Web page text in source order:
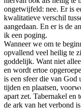
ongetwijfeld: nee. Er is
kwalitatieve verschil
aangedaan. En er is de
ik een poging.
Wanneer we om te
opvallend veel heilig te
goddelijk. Want niet
en wordt ertoe
is een sfeer die van God
tijden en plaatsen,
apart zet. Tabernakel en
de ark van het verbond